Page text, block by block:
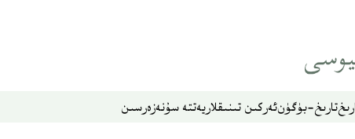
تارىخ-بۈگۈنئەركىن تىنىقلاريەتتە سۇنەزەرسىن